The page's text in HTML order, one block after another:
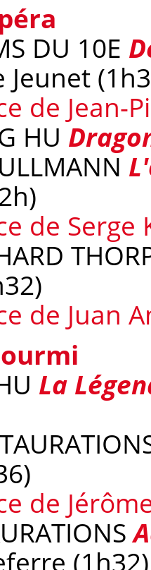
DU 10E
Jeunet
de Jean-
HU
L'
de Serge
de Juan
La
de
(1h32)